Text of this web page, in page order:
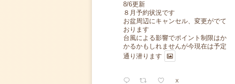
8/6更新
８月予約状況です
お盆周辺にキャンセル、変更がでて
おります
台風による影響でポイント制限はか
かるかもしれませんが今現在は予定
通り潜ります
X